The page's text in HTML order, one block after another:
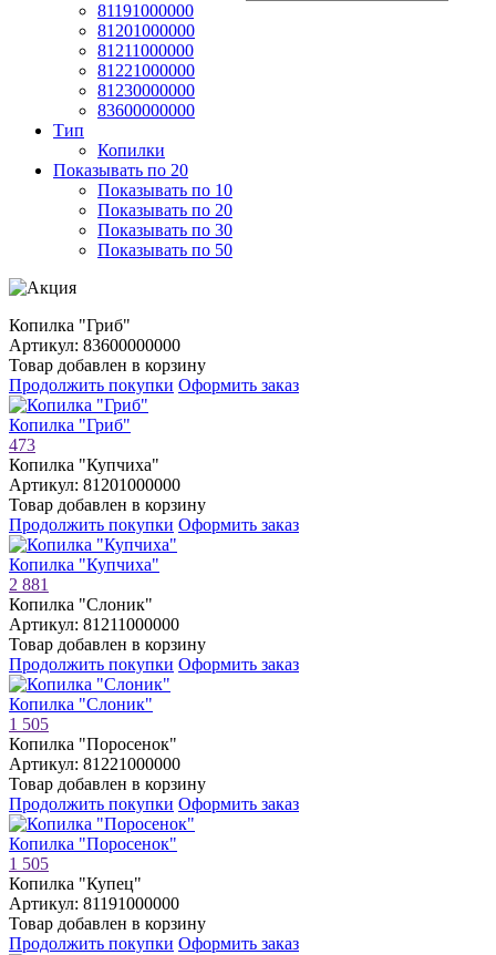
81191000000
81201000000
81211000000
81221000000
81230000000
83600000000
Тип
Копилки
Показывать по 20
Показывать по 10
Показывать по 20
Показывать по 30
Показывать по 50
Копилка "Гриб"
Артикул: 83600000000
Товар добавлен в корзину
Продолжить покупки Оформить заказ
Копилка "Гриб"
473
Копилка "Купчиха"
Артикул: 81201000000
Товар добавлен в корзину
Продолжить покупки Оформить заказ
Копилка "Купчиха"
2 881
Копилка "Слоник"
Артикул: 81211000000
Товар добавлен в корзину
Продолжить покупки Оформить заказ
Копилка "Слоник"
1 505
Копилка "Поросенок"
Артикул: 81221000000
Товар добавлен в корзину
Продолжить покупки Оформить заказ
Копилка "Поросенок"
1 505
Копилка "Купец"
Артикул: 81191000000
Товар добавлен в корзину
Продолжить покупки Оформить заказ